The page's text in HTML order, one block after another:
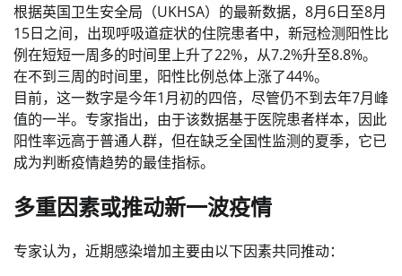
根据英国卫生安全局（UKHSA）的最新数据，8月6日至8月
15日之间，出现呼吸道症状的住院患者中，新冠检测阳性比
例在短短一周多的时间里上升了22%，从7.2%升至8.8%。
在不到三周的时间里，阳性比例总体上涨了44%。
目前，这一数字是今年1月初的四倍，尽管仍不到去年7月峰
值的一半。专家指出，由于该数据基于医院患者样本，因此
阳性率远高于普通人群，但在缺乏全国性监测的夏季，它已
成为判断疫情趋势的最佳指标。
多重因素或推动新一波疫情
专家认为，近期感染增加主要由以下因素共同推动：